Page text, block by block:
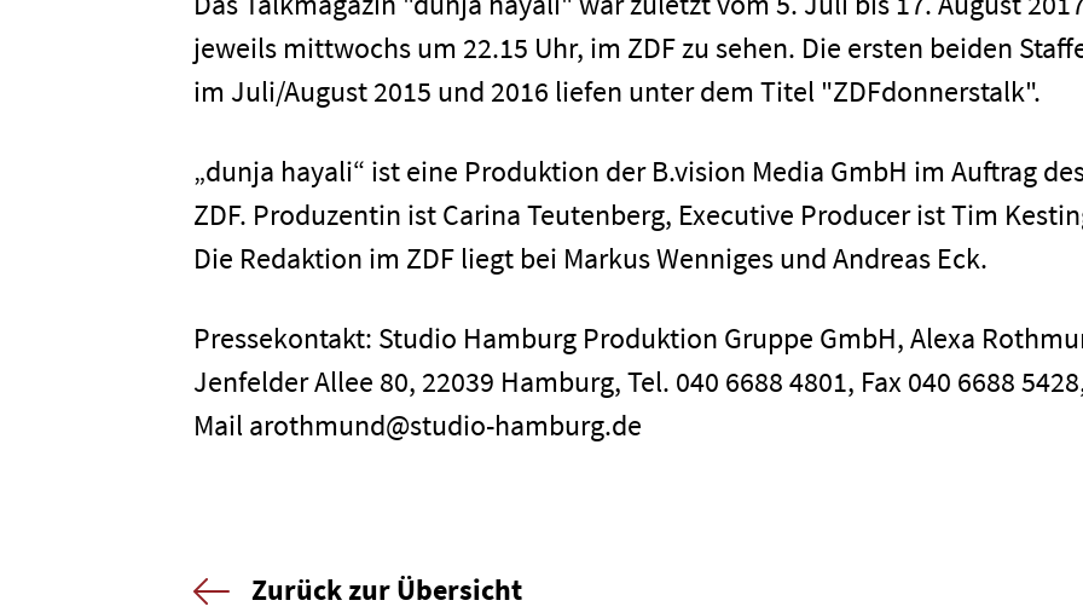
jeweils mittwochs um 22.15 Uhr, im ZDF zu sehen. Die ersten beiden
im Juli/August 2015 und 2016 liefen unter dem Titel "ZDFdonnerstalk".
„dunja hayali“ ist eine Produktion der B.vision Media GmbH im Auftrag
ZDF. Produzentin ist Carina Teutenberg, Executive Producer ist Tim
Die Redaktion im ZDF liegt bei Markus Wenniges und Andreas Eck.
Pressekontakt: Studio Hamburg Produktion Gruppe GmbH, Alexa
Jenfelder Allee 80, 22039 Hamburg, Tel. 040 6688 4801, Fax 040 6688
Mail arothmund@studio-hamburg.de
Zurück zur Übersicht
Karriere
Kontakt
Datenschutz